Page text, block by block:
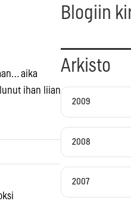
aika
ihan liian
Blogiin
Arkisto
2009
2008
2007